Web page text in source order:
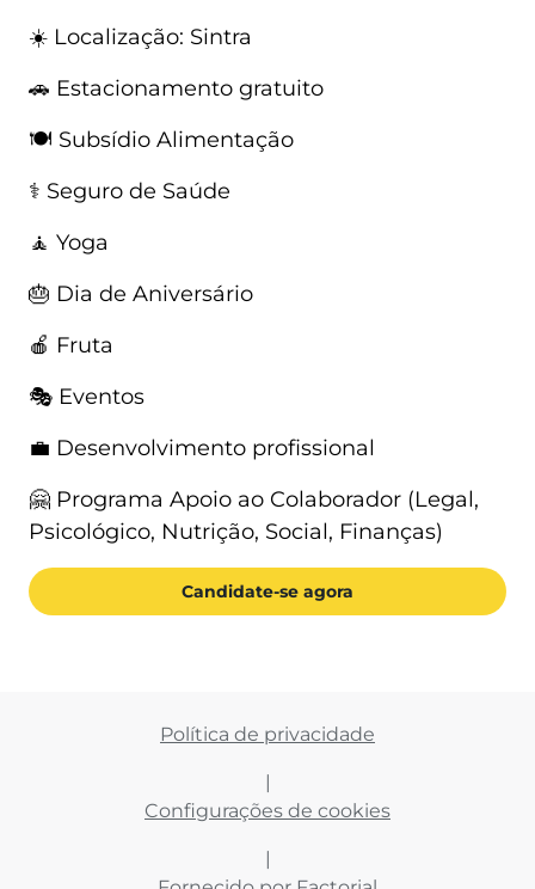
☀️ Localização: Sintra
🚗 Estacionamento gratuito
🍽️ Subsídio Alimentação
⚕️ Seguro de Saúde
🧘 Yoga
🎂 Dia de Aniversário
🍎 Fruta
🎭 Eventos
💼 Desenvolvimento profissional
🤗 Programa Apoio ao Colaborador (Legal,
Psicológico, Nutrição, Social, Finanças)
Candidate-se agora
Política de privacidade
|
Configurações de cookies
|